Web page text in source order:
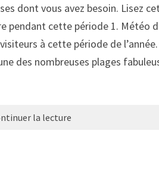
dont vous avez besoin. Lisez
pendant cette période 1. Météo
à cette période de
des nombreuses plages
la lecture